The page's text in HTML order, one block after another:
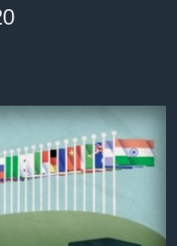
available